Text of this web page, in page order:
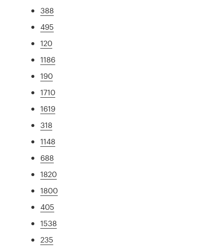
388
495
120
1186
190
1710
1619
318
1148
688
1820
1800
405
1538
235